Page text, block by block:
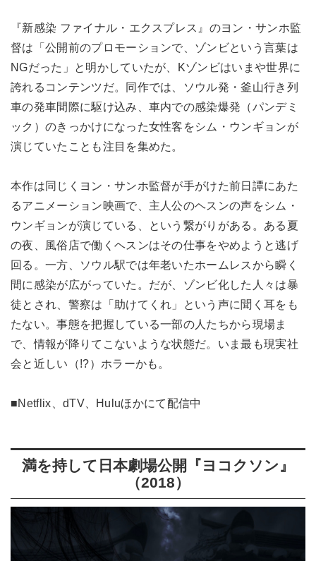
『新感染 ファイナル・エクスプレス』のヨン・サンホ監
督は「公開前のプロモーションで、ゾンビという言葉は
NGだった」と明かしていたが、Kゾンビはいまや世界に
誇れるコンテンツだ。同作では、ソウル発・釜山行き列
車の発車間際に駆け込み、車内での感染爆発（パンデミ
ック）のきっかけになった女性客をシム・ウンギョンが
演じていたことも注目を集めた。
本作は同じくヨン・サンホ監督が手がけた前日譚にあた
るアニメーション映画で、主人公のヘスンの声をシム・
ウンギョンが演じている、という繋がりがある。ある夏
の夜、風俗店で働くヘスンはその仕事をやめようと逃げ
回る。一方、ソウル駅では年老いたホームレスから瞬く
間に感染が広がっていた。だが、ゾンビ化した人々は暴
徒とされ、警察は「助けてくれ」という声に聞く耳をも
たない。事態を把握している一部の人たちから現場ま
で、情報が降りてこないような状態だ。いま最も現実社
会と近しい（!?）ホラーかも。
■Netflix、dTV、Huluほかにて配信中
満を持して日本劇場公開『ヨコクソン』
（2018）